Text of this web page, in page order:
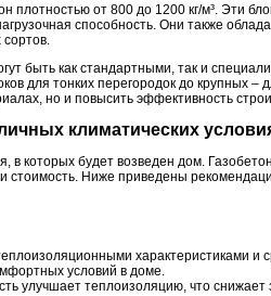
от 800 до 1200 кг/м³. Эти
способность. Они также
быть как стандартными, так и
для тонких перегородок до крупных –
но и повысить эффективность
климатических
в которых будет возведен дом.
стоимость. Ниже приведены
характеристиками и
условий в доме.
улучшает теплоизоляцию, что снижает